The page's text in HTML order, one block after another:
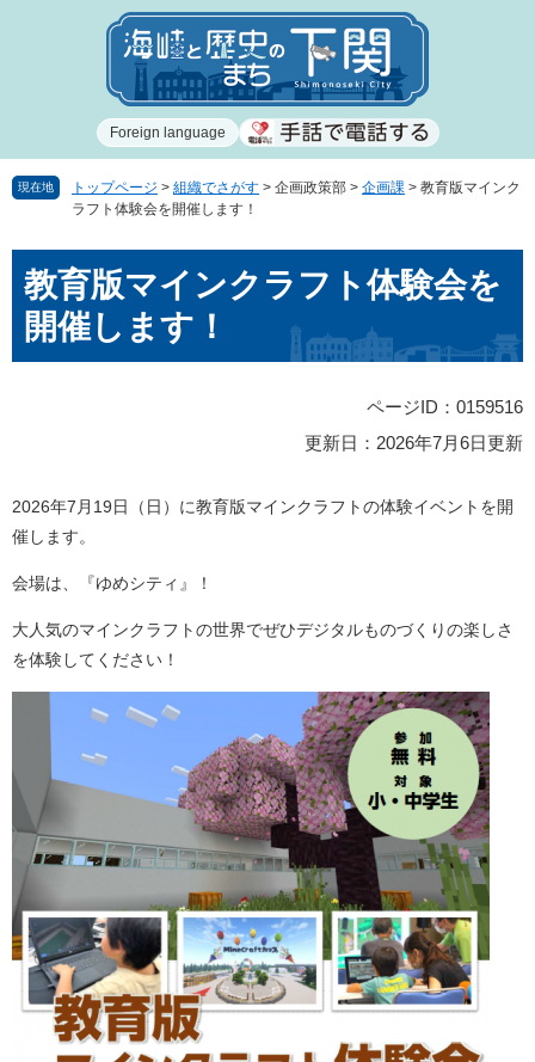
で
ば
Foreign language
現在地 トップページ > 組織でさがす > 企画政策部 > 企画課 > 教育版マインク
ラフト体験会を開催します！
文教育版マインクラフト体験会を
開催します！
ページID：0159516
更新日：2026年7月6日更新
2026年7月19日（日）に教育版マインクラフトの体験イベントを開
催します。
会場は、『ゆめシティ』！
大人気のマインクラフトの世界でぜひデジタルものづくりの楽しさ
を体験してください！